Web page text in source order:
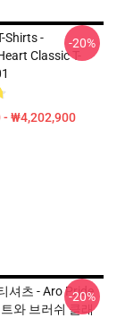
Shirts -
Classic T-
₩4,202,900
-20%
셔츠 - Aro Pride
와 브러쉬 클래
-20%